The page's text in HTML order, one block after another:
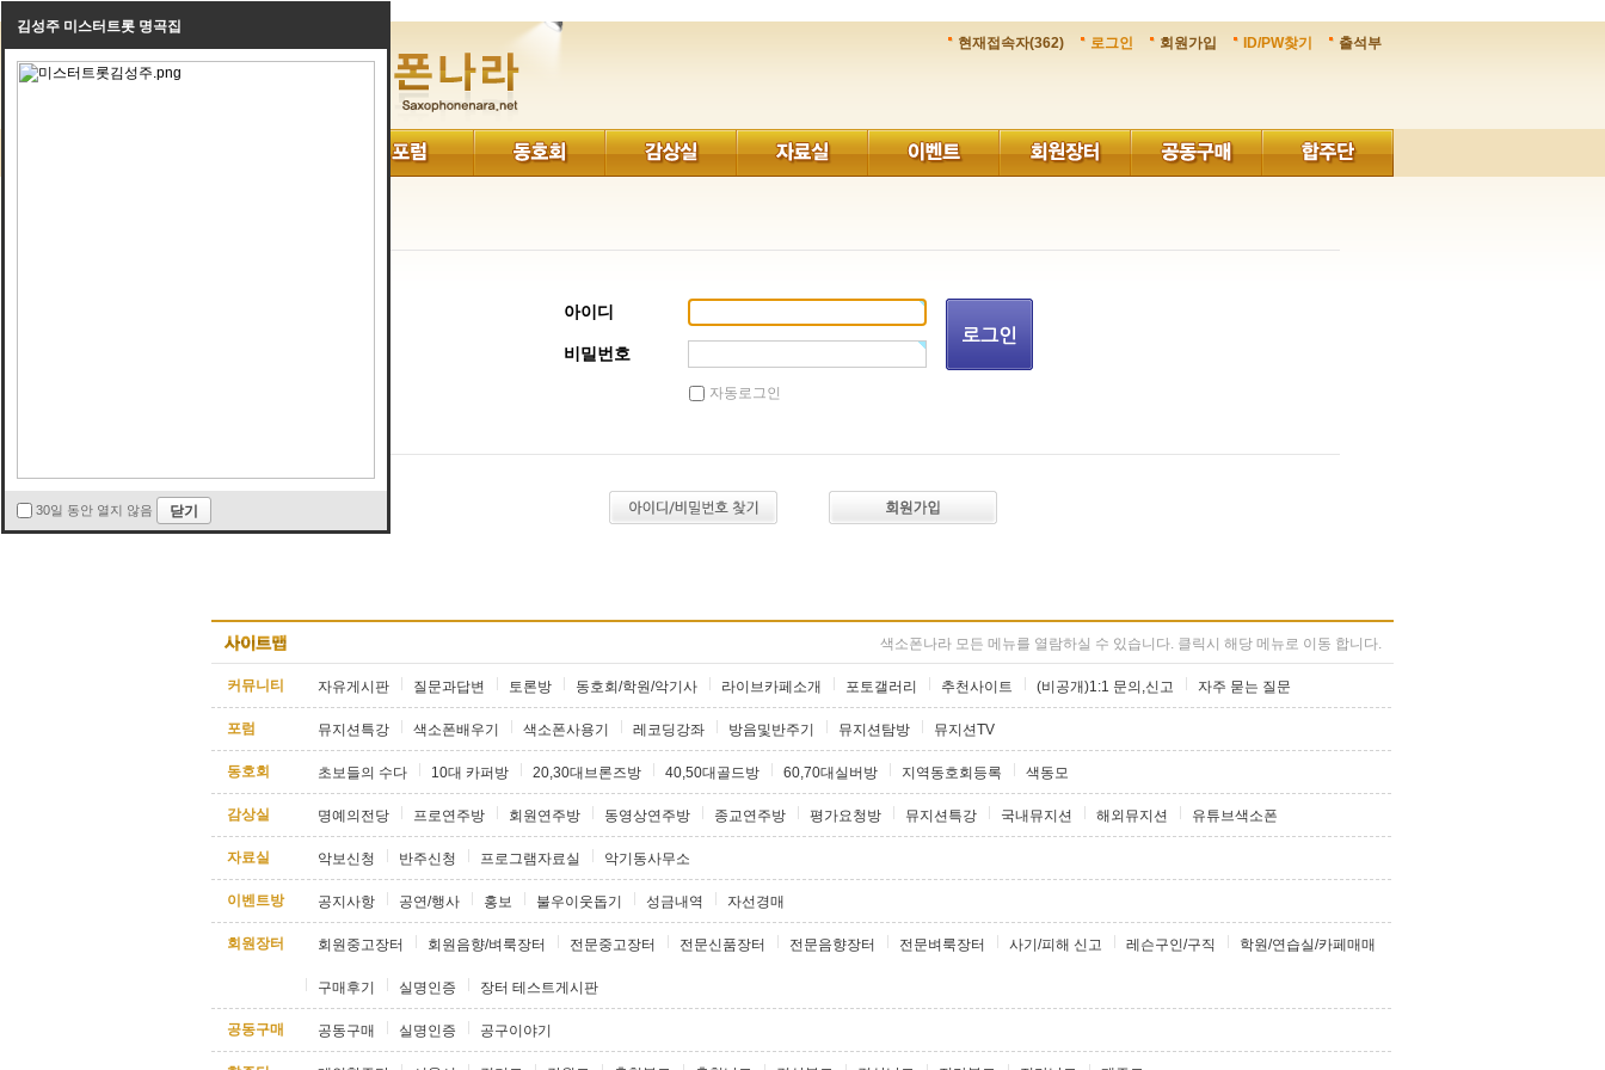
현재접속자(362) 로그인 회원가입 ID/PW찾기 출석부
아이디
비밀번호
자동로그인
색소폰나라 모든 메뉴를 열람하실 수 있습니다. 클릭시 해당 메뉴로 이동 합니다.
커뮤니티 자유게시판 질문과답변 토론방 동호회/학원/악기사 라이브카페소개 포토갤러리 추천사이트 (비공개)1:1 문의,신고 자주 묻는 질문
포럼 뮤지션특강 색소폰배우기 색소폰사용기 레코딩강좌 방음및반주기 뮤지션탐방 뮤지션TV
동호회 초보들의 수다 10대 카퍼방 20,30대브론즈방 40,50대골드방 60,70대실버방 지역동호회등록 색동모
감상실 명예의전당 프로연주방 회원연주방 동영상연주방 종교연주방 평가요청방 뮤지션특강 국내뮤지션 해외뮤지션 유튜브색소폰
자료실 악보신청 반주신청 프로그램자료실 악기동사무소
이벤트방 공지사항 공연/행사 홍보 불우이웃돕기 성금내역 자선경매
회원장터 회원중고장터 회원음향/벼룩장터 전문중고장터 전문신품장터 전문음향장터 전문벼룩장터 사기/피해 신고 레슨구인/구직 학원/연습실/카페매매
구매후기 실명인증 장터 테스트게시판
공동구매 공동구매 실명인증 공구이야기
김성주 미스터트롯 명곡집
30일 동안 열지 않음